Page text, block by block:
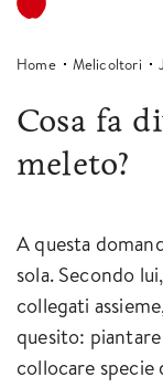
Home Melicoltori
Cosa fa
meleto?
A questa
sola. Secondo
collegati
quesito:
collocare specie